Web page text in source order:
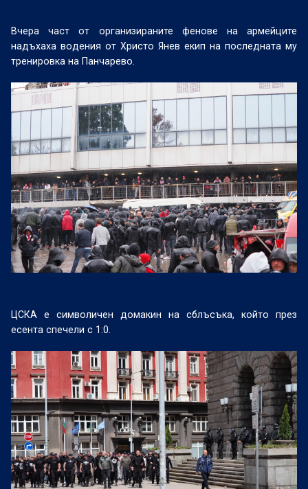
Вчера част от организираните фенове на армейците
надъхаха водения от Христо Янев екип на последната му
тренировка на Панчарево.
ЦСКА е символичен домакин на сблъсъка, който през
есента спечели с 1:0.